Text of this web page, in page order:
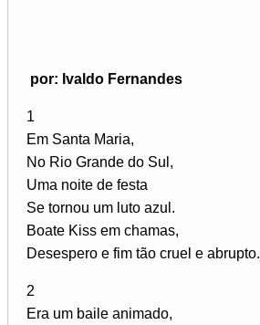
por: Ivaldo Fernandes
1
Em Santa Maria,
No Rio Grande do Sul,
Uma noite de festa
Se tornou um luto azul.
Boate Kiss em chamas,
Desespero e fim tão cruel e abrupto.
2
Era um baile animado,